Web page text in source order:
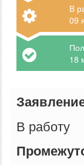
В
09
18
В работу